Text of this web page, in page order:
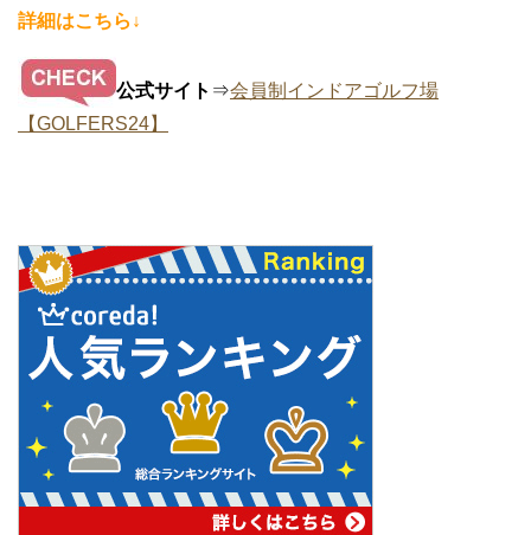
詳細はこちら↓
公式サイト ⇒会員制インドアゴルフ場
【GOLFERS24】